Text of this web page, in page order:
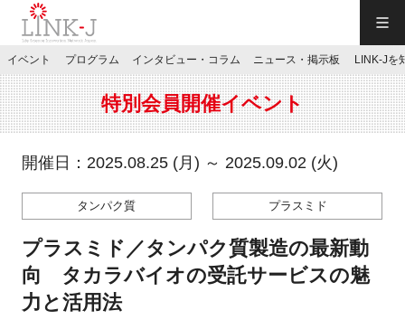
JP／EN
特別会員専用メニュー
施設ご予約
イベント プログラム インタビュー・コラム ニュース・掲示板 LINK-Jを
特別会員開催イベント
開催日：2025.08.25 (月) ～ 2025.09.02 (火)
タンパク質 プラスミド
プラスミド／タンパク質製造の最新動
向 タカラバイオの受託サービスの魅
力と活用法